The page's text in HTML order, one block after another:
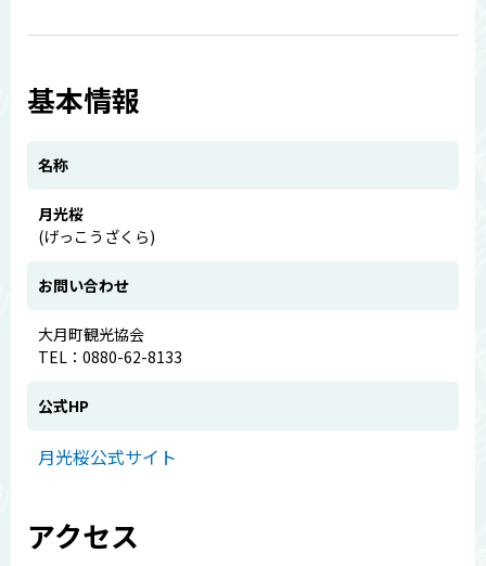
基本情報
名称
月光桜
(げっこうざくら)
お問い合わせ
大月町観光協会
TEL：0880-62-8133
公式HP
月光桜公式サイト
アクセス